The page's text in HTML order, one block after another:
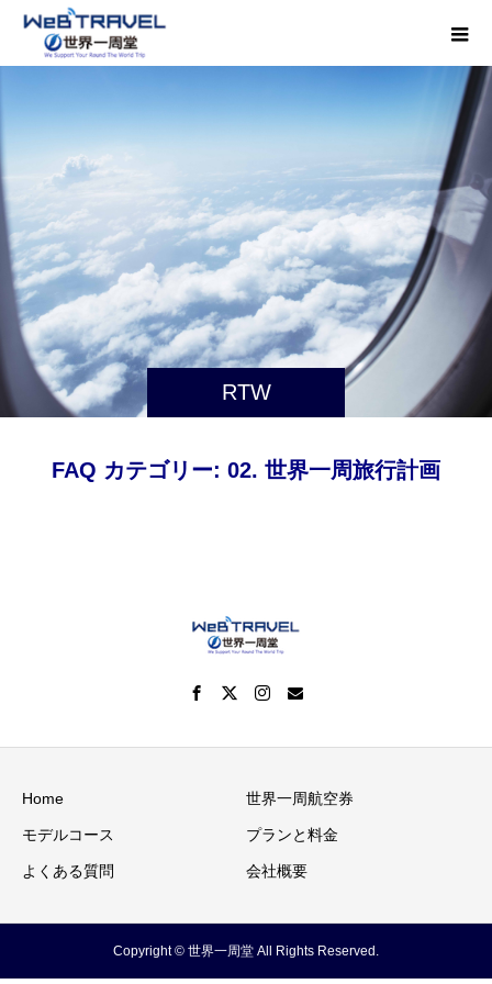
RTW
FAQ カテゴリー: 02. 世界一周旅行計画
Home 世界一周航空券
モデルコース プランと料金
よくある質問 会社概要
Copyright © 世界一周堂 All Rights Reserved.